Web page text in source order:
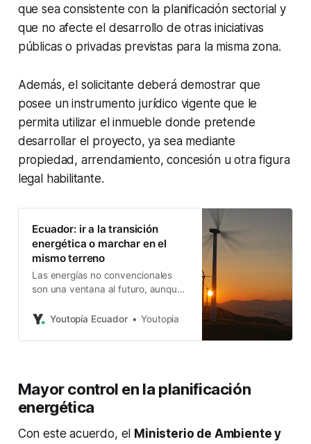
que sea consistente con la planificación sectorial y
que no afecte el desarrollo de otras iniciativas
públicas o privadas previstas para la misma zona.
Además, el solicitante deberá demostrar que
posee un instrumento jurídico vigente que le
permita utilizar el inmueble donde pretende
desarrollar el proyecto, ya sea mediante
propiedad, arrendamiento, concesión u otra figura
legal habilitante.
Ecuador: ir a la transición
energética o marchar en el
mismo terreno
Las energías no convencionales
son una ventana al futuro, aunque
informe de la CAF presenta dos
Youtopía Ecuador Youtopia
Mayor control en la planificación
energética
Con este acuerdo, el Ministerio de Ambiente y